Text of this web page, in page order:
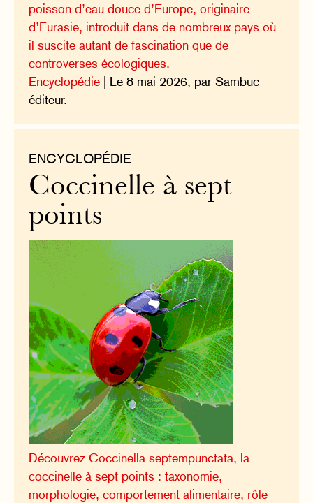
poisson d’eau douce d’Europe, originaire
d’Eurasie, introduit dans de nombreux pays où
il suscite autant de fascination que de
controverses écologiques.
Encyclopédie | Le 8 mai 2026, par Sambuc
éditeur.
ENCYCLOPÉDIE
Coccinelle à sept
points
Découvrez Coccinella septempunctata, la
coccinelle à sept points : taxonomie,
morphologie, comportement alimentaire, rôle